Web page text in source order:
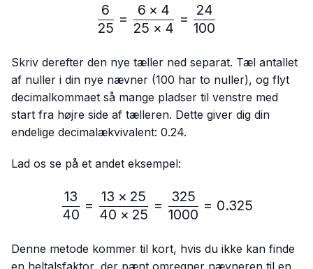
\frac{6}{25}=\frac{6 ×
25
6
=
25 × 4
6 × 4
=
100
24
Skriv derefter den nye tæller ned separat. Tæl antallet
af nuller i din nye nævner (100 har to nuller), og flyt
decimalkommaet så mange pladser til venstre med
start fra højre side af tælleren. Dette giver dig din
endelige decimalækvivalent: 0.24.
Lad os se på et andet eksempel:
\frac{13}{40}=\frac{13
40
13
=
40 × 25
13 × 25
=
1000
325
= 0.325
Denne metode kommer til kort, hvis du ikke kan finde
en heltalsfaktor, der pænt omregner nævneren til en